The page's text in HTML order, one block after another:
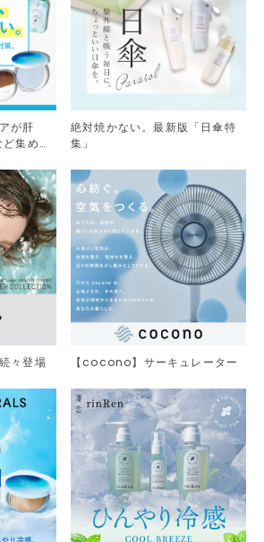
が肝
集めま
絶対焼かない。最新版「日傘特
集」
々登場 【cocono】サーキュレーター